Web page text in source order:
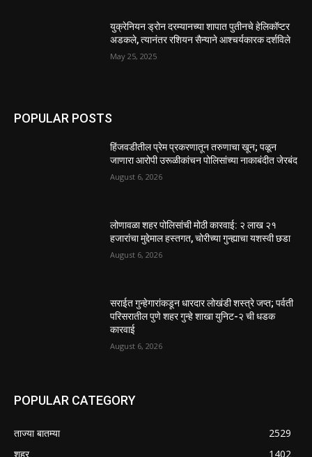
युक्रेनियन ड्रोन दरम्यानच्या शापात पुतीनचे हेलिकॉप्टर
अडकले, त्यानंतर रशियन सैन्याने आश्चर्यकारक दर्शविले
May 25, 2025
POPULAR POSTS
हिंजवडीतील प्रेम प्रकरणातून तरुणाचा खून; पळून
जाणारा आरोपी उरूळीकांचन पोलिसांच्या नाकाबंदीत जेरबंद
August 6, 2026
लोणावळा शहर पोलिसांची मोठी कारवाई: २ लाख २१
हजारांचा मुद्देमाल हस्तगत, चोरीच्या गुन्ह्याचा यशस्वी छडा
August 6, 2026
सराईत गुन्हेगारांकडून धारदार लोखंडी शस्त्रे जप्त; पर्वती
परिसरातील पुणे शहर गुन्हे शाखा युनिट-२ ची धडक
कारवाई
August 6, 2026
POPULAR CATEGORY
ताज्या बातम्या
2529
शहर
1402